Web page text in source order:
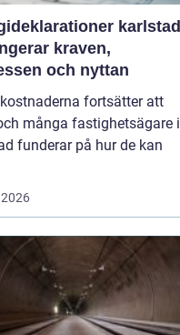
karlstad
kraven,
och nyttan
fortsätter att
många fastighetsägare i
funderar på hur de kan